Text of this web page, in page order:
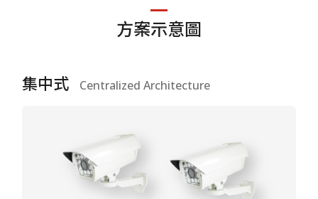
方案示意圖
集中式 Centralized Architecture